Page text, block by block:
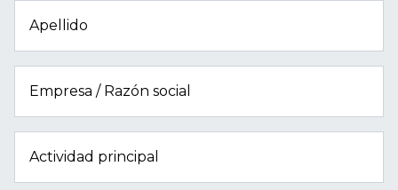
Apellido
Empresa / Razón social
Actividad principal